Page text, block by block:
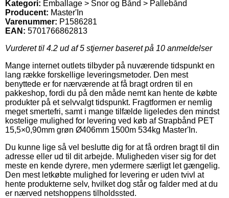
Kategori: Emballage > Snor og Bånd > Pallebånd
Producent: Master'In
Varenummer: P1586281
EAN: 5701766862813
Vurderet til 4.2 ud af 5 stjerner baseret på 10 anmeldelser
Mange internet outlets tilbyder på nuværende tidspunkt en
lang række forskellige leveringsmetoder. Den mest
benyttede er for nærværende at få bragt ordren til en
pakkeshop, fordi du på den måde nemt kan hente de købte
produkter på et selvvalgt tidspunkt. Fragtformen er nemlig
meget smertefri, samt i mange tilfælde ligeledes den mindst
kostelige mulighed for levering ved køb af Strapbånd PET
15,5×0,90mm grøn Ø406mm 1500m 534kg Master'In.
Du kunne lige så vel beslutte dig for at få ordren bragt til din
adresse eller ud til dit arbejde. Muligheden viser sig for det
meste en kende dyrere, men ydermere særligt let gængelig.
Den mest letkøbte mulighed for levering er uden tvivl at
hente produkterne selv, hvilket dog står og falder med at du
er nærved netshoppens tilholdssted.